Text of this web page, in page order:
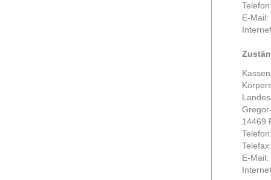
E-Mail:
14469
E-Mail: